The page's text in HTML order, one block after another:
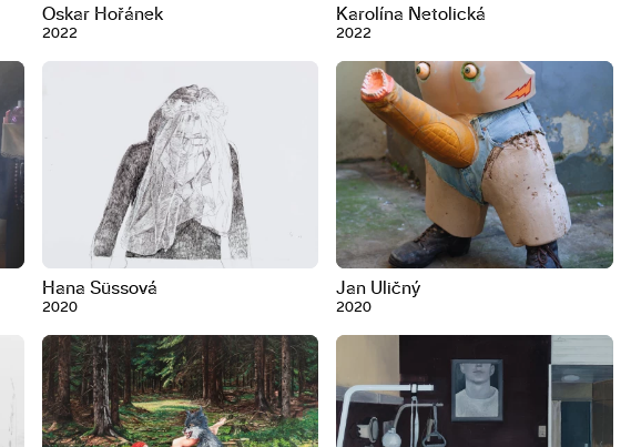
Oskar Hořánek
2022
Karolína Netolická
2022
Hana Süssová
2020
Jan Uličný
2020